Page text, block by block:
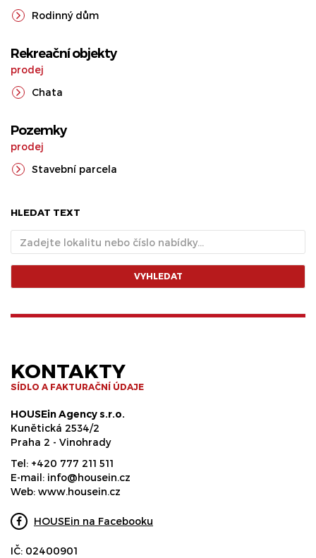
Rodinný dům
Rekreační objekty
prodej
Chata
Pozemky
prodej
Stavební parcela
HLEDAT TEXT
VYHLEDAT
KONTAKTY
SÍDLO A FAKTURAČNÍ ÚDAJE
HOUSEin Agency s.r.o.
Kunětická 2534/2
Praha 2 - Vinohrady
Tel: +420 777 211 511
E-mail: info@housein.cz
Web: www.housein.cz
HOUSEin na Facebooku
IČ: 02400901